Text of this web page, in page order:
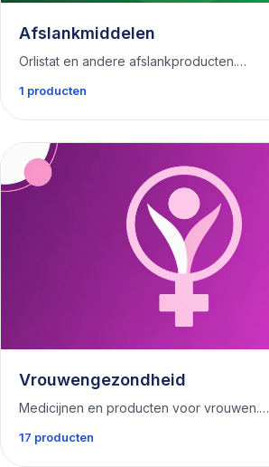
Afslankmiddelen
Orlistat en andere afslankproducten.…
1 producten
Vrouwengezondheid
Medicijnen en producten voor vrouwen.…
17 producten